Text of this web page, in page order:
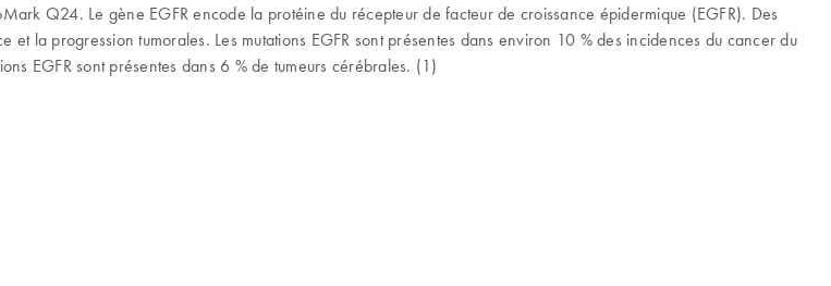
Q24. Le gène EGFR encode la protéine du récepteur de facteur de croissance épidermique (EGFR). Des
la progression tumorales. Les mutations EGFR sont présentes dans environ 10 % des incidences du cancer du
EGFR sont présentes dans 6 % de tumeurs cérébrales. (1)